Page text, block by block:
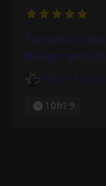
5
Formation
design,
MakeOlivier Krakus
10h19